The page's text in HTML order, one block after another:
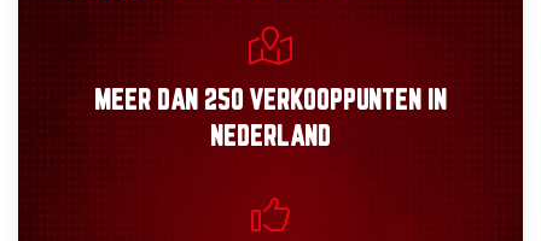
MEER DAN 250 VERKOOPPUNTEN
IN
NEDERLAND